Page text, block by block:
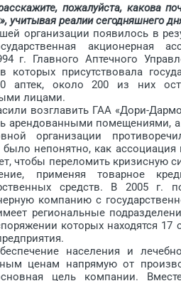
пожалуйста, какова
учитывая реалии сегодняшнего
организации появилось в
акционерная
г. Главного Аптечного
которых присутствовала
аптек, около 200 из них
лицами.
возглавить ГАА «Дори-
арендованными помещениями,
организации
непонятно, как
чтобы переломить кризисную
применяя товарное
средств. В 2005 г.
компанию с
региональные
которых находятся 17
населения и
ценам напрямую от
цель компании.